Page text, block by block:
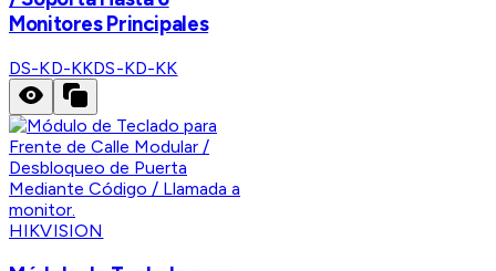
Monitores Principales
DS-KD-KKDS-KD-KK
HIKVISION